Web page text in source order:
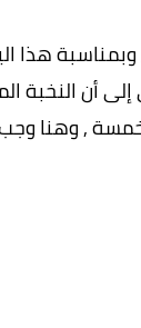
هذا
إلى أن
, وهنا وجب